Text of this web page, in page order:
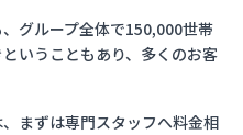
グループ全体で150,000世帯
いうこともあり、多くのお客
まずは専門スタッフへ料金相